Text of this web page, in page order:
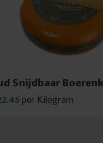
Snijdbaar
per Kilogram